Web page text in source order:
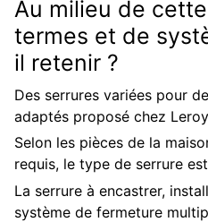
Au milieu de
termes et de
il retenir ?
Des serrures variées pour
adaptés proposé chez
Selon les pièces de la
requis, le type de serrure
La serrure à encastrer,
système de fermeture